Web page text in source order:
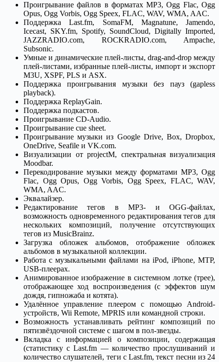
Проигрывание файлов в форматах MP3, Ogg Flac, Ogg
Opus, Ogg Vorbis, Ogg Speex, FLAC, WAV, WMA, AAC.
Поддержка Last.fm, SomaFM, Magnatune, Jamendo,
Icecast, SKY.fm, Spotify, SoundCloud, Digitally Imported,
JAZZRADIO.com, ROCKRADIO.com, Ampache,
Subsonic.
Умные и динамические плей-листы, drag-and-drop между
плей-листами, избранные плей-листы, импорт и экспорт
M3U, XSPF, PLS и ASX.
Поддержка проигрывания музыки без пауз (gapless
playback).
Поддержка ReplayGain.
Поддержка подкастов.
Проигрывание CD-Audio.
Проигрывание cue sheet.
Проигрывание музыки из Google Drive, Box, Dropbox,
OneDrive, Seafile и VK.com.
Визуализации от projectM, спектральная визуализация
Moodbar.
Перекодирование музыки между форматами MP3, Ogg
Flac, Ogg Opus, Ogg Vorbis, Ogg Speex, FLAC, WAV,
WMA, AAC.
Эквалайзер.
Редактирование тегов в MP3- и OGG-файлах,
возможность одновременного редактирования тегов для
нескольких композиций, получение отсутствующих
тегов из MusicBrainz.
Загрузка обложек альбомов, отображение обложек
альбомов в музыкальной коллекции.
Работа с музыкальными файлами на iPod, iPhone, MTP,
USB-плеерах.
Анимированное изображение в системном лотке (трее),
отображающее ход воспроизведения (с эффектов шум
дождя, гипножаба и котята).
Удалённое управление плеером с помощью Android-
устройств, Wii Remote, MPRIS или командной строки.
Возможность устанавливать рейтинг композиций по
пятизвёздочной системе с шагом в пол-звезды.
Вкладка с информацией о композиции, содержащая
(статистику с Last.fm — количество прослушиваний и
количество слушателей, теги с Last.fm, текст песни из 24